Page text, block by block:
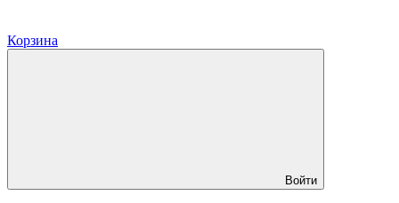
Корзина
Войти